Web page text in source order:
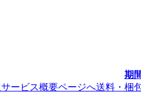
期
送料・梱